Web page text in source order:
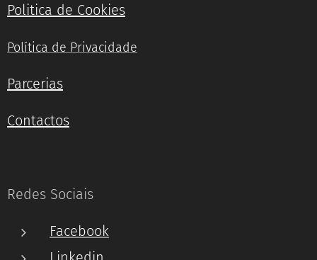
Politica de Cookies
Política de Privacidade
Parcerias
Contactos
Redes Sociais
Facebook